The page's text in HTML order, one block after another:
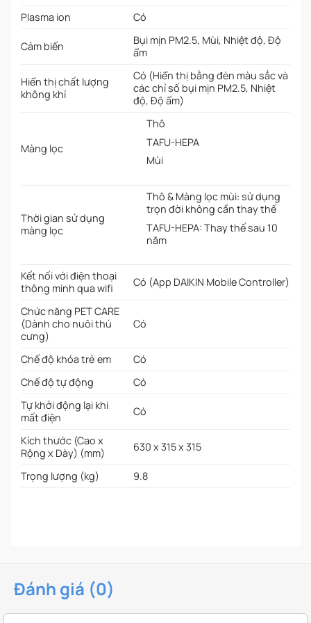
Plasma ion
Có
Cảm biến
Bụi mịn PM2.5, Mùi, Nhiệt độ, Độ
ẩm
Hiển thị chất lượng
không khí
Có (Hiển thị bằng đèn màu sắc và
các chỉ số bụi mịn PM2.5, Nhiệt
độ, Độ ẩm)
Màng lọc
Thô
TAFU-HEPA
Mùi
Thời gian sử dụng
màng lọc
Thô & Màng lọc mùi: sử dụng
trọn đời không cần thay thế
TAFU-HEPA: Thay thế sau 10
năm
Kết nối với điện thoại
thông minh qua wifi
Có (App DAIKIN Mobile Controller)
Chức năng PET CARE
(Dành cho nuôi thú
cưng)
Có
Chế độ khóa trẻ em
Có
Chế độ tự động
Có
Tự khởi động lại khi
mất điện
Có
Kích thước (Cao x
Rộng x Dày) (mm)
630 x 315 x 315
Trọng lượng (kg) 9.8
Đánh giá (0)